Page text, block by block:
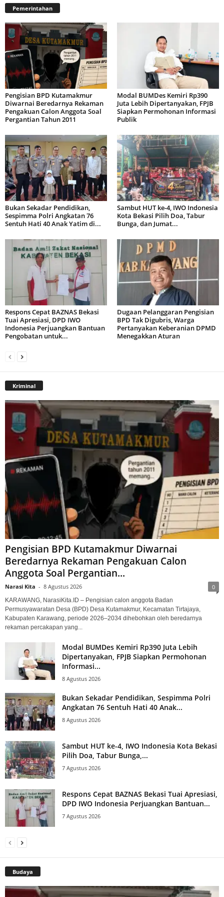
Pemerintahan
Pengisian BPD Kutamakmur
Diwarnai Beredarnya Rekaman
Pengakuan Calon Anggota Soal
Pergantian Tahun 2011
Modal BUMDes Kemiri Rp390
Juta Lebih Dipertanyakan, FPJB
Siapkan Permohonan Informasi
Publik
Bukan Sekadar Pendidikan,
Sespimma Polri Angkatan 76
Sentuh Hati 40 Anak Yatim di...
Sambut HUT ke-4, IWO Indonesia
Kota Bekasi Pilih Doa, Tabur
Bunga, dan Jumat...
Respons Cepat BAZNAS Bekasi
Tuai Apresiasi, DPD IWO
Indonesia Perjuangkan Bantuan
Pengobatan untuk...
Dugaan Pelanggaran Pengisian
BPD Tak Digubris, Warga
Pertanyakan Keberanian DPMD
Menegakkan Aturan
Kriminal
Pengisian BPD Kutamakmur Diwarnai
Beredarnya Rekaman Pengakuan Calon
Anggota Soal Pergantian...
Narasi Kita - 8 Agustus 2026 0
KARAWANG, NarasiKita.ID – Pengisian calon anggota Badan
Permusyawaratan Desa (BPD) Desa Kutamakmur, Kecamatan Tirtajaya,
Kabupaten Karawang, periode 2026–2034 dihebohkan oleh beredarnya
rekaman percakapan yang...
Modal BUMDes Kemiri Rp390 Juta Lebih
Dipertanyakan, FPJB Siapkan Permohonan
Informasi...
8 Agustus 2026
Bukan Sekadar Pendidikan, Sespimma Polri
Angkatan 76 Sentuh Hati 40 Anak...
8 Agustus 2026
Sambut HUT ke-4, IWO Indonesia Kota Bekasi
Pilih Doa, Tabur Bunga,...
7 Agustus 2026
Respons Cepat BAZNAS Bekasi Tuai Apresiasi,
DPD IWO Indonesia Perjuangkan Bantuan...
7 Agustus 2026
Budaya